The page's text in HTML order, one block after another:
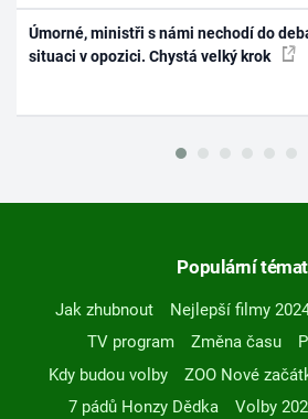
Úmorné, ministři s námi nechodí do
situaci v opozici. Chystá velký krok
Populární
Jak zhubnout Nejlepší filmy
TV program
Změna času
Kdy budou volby
ZOO Nové
7 pádů Honzy Dědka
Volby